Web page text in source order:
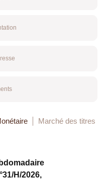
Marché des titres
H/2026,